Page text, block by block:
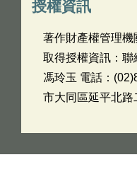
授權資訊
著作財產權管理
取得授權資訊：聯
馮玲玉 電話：
市大同區延平北路